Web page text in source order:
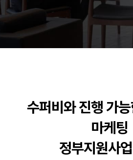
제품디자인 - 삼성
동영상, CI - 카피
동영상, 홈페이지 -
동영상 - (주)듀오백
동영상 - 모모스커
동영상 - 삼양홀딩스
동영상 - 킷캣
수퍼비와 진행 가
마케팅
정부지원사